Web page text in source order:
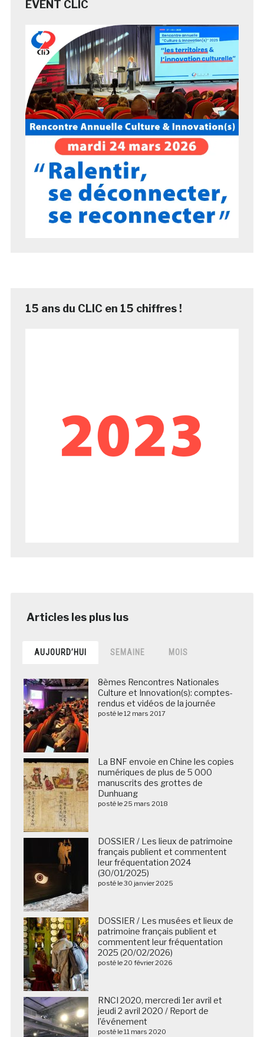
EVENT CLIC
15 ans du CLIC en 15 chiffres !
AUJOURD’HUI SEMAINE MOIS
8èmes Rencontres Nationales
Culture et Innovation(s): comptes-
rendus et vidéos de la journée
posté le 12 mars 2017
La BNF envoie en Chine les copies
numériques de plus de 5 000
manuscrits des grottes de
Dunhuang
posté le 25 mars 2018
DOSSIER / Les lieux de patrimoine
français publient et commentent
leur fréquentation 2024
(30/01/2025)
posté le 30 janvier 2025
DOSSIER / Les musées et lieux de
patrimoine français publient et
commentent leur fréquentation
2025 (20/02/2026)
posté le 20 février 2026
RNCI 2020, mercredi 1er avril et
jeudi 2 avril 2020 / Report de
l’événement
posté le 11 mars 2020